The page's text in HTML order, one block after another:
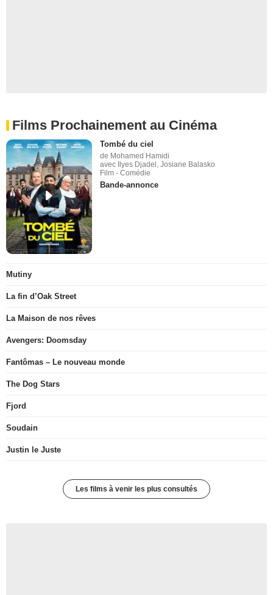
Films Prochainement au Cinéma
Tombé du ciel
de Mohamed Hamidi
avec Ilyes Djadel, Josiane Balasko
Film - Comédie
Bande-annonce
Mutiny
La fin d’Oak Street
La Maison de nos rêves
Avengers: Doomsday
Fantômas – Le nouveau monde
The Dog Stars
Fjord
Soudain
Justin le Juste
Les films à venir les plus consultés